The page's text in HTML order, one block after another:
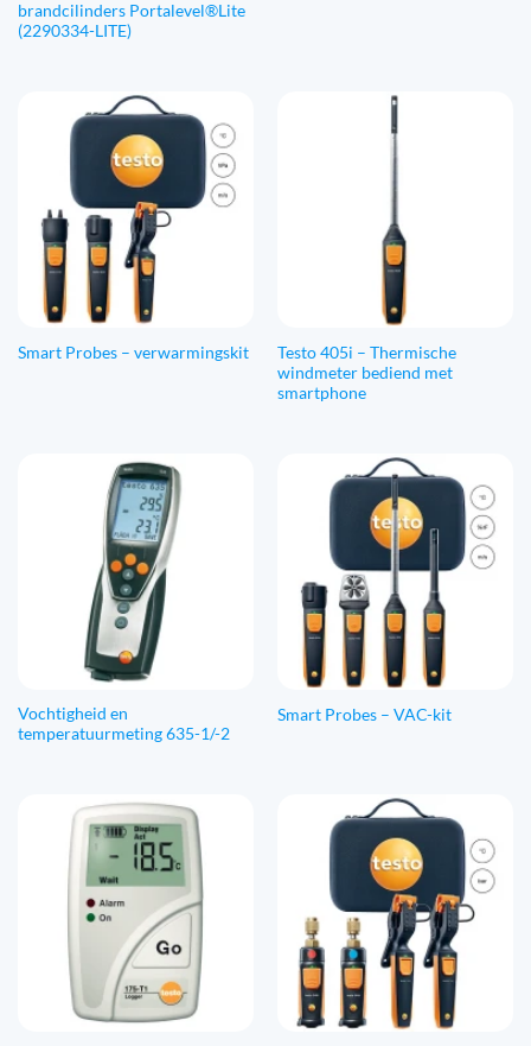
brandcilinders Portalevel®Lite
(2290334-LITE)
Smart Probes – verwarmingskit
Testo 405i – Thermische
windmeter bediend met
smartphone
Vochtigheid en
temperatuurmeting 635-1/-2
Smart Probes – VAC-kit